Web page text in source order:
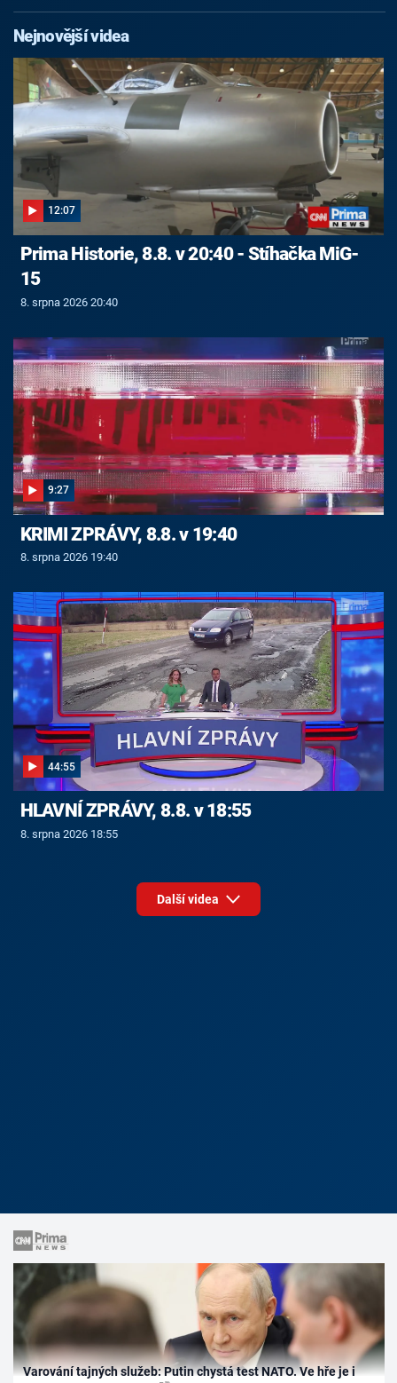
Nejnovější videa
12:07
Prima Historie, 8.8. v 20:40 - Stíhačka MiG-
15
8. srpna 2026 20:40
9:27
KRIMI ZPRÁVY, 8.8. v 19:40
8. srpna 2026 19:40
44:55
HLAVNÍ ZPRÁVY, 8.8. v 18:55
8. srpna 2026 18:55
Další videa
Varování tajných služeb: Putin chystá test NATO. Ve hře je i